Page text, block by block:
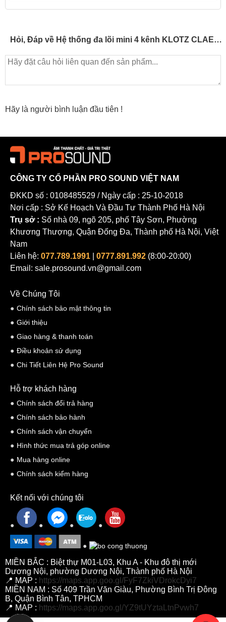
Hỏi, Đáp về Hệ thống đa lõi mini 4 kênh KLOTZ CLAES-MINI04 CATLink
Hãy là người bình luận đầu tiên !
CÔNG TY CỔ PHẦN PRO SOUND VIỆT NAM
ĐKKD số : 0108485529 / Ngày cấp : 25-10-2018
Nơi cấp : Sở Kế Hoạch Và Đầu Tư Thành Phố Hà Nội
Trụ sở : Số nhà 09, ngõ 205, phố Tây Sơn, Phường
Khương Thượng, Quận Đống Đa, Thành phố Hà Nội, Việt
Nam
Liên hệ: 077.789.1991 0777.891.992 (8:00-20:00)
Email: sale.prosound.vn@gmail.com
Về Chúng Tôi
Chính sách bảo mật thông tin
Giới thiệu
Giao hàng & thanh toán
Điều khoản sử dụng
Chi Tiết Liên Hệ Pro Sound
Hỗ trợ khách hàng
Chính sách đổi trả hàng
Chính sách bảo hành
Chính sách vận chuyển
Hình thức mua trả góp online
Mua hàng online
Chính sách kiểm hàng
Kết nối với chúng tôi
MIỀN BẮC : Biệt thự M01-L03, Khu A - Khu đô thị mới
Dương Nội, phường Dương Nội, Thành phố Hà Nội
📍 MAP : https://maps.app.goo.gl/FyF7ZkiVDrokcDyi7
MIỀN NAM : Số 409 Trần Văn Giàu, Phường Bình Trị Đông
B, Quận Bình Tân, TPHCM
📍 MAP : https://maps.app.goo.gl/YZ9tUYztaLtnPvwh7